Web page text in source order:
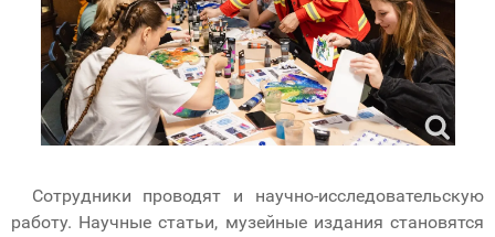
Сотрудники проводят и научно-исследовательскую
работу. Научные статьи, музейные издания становятся